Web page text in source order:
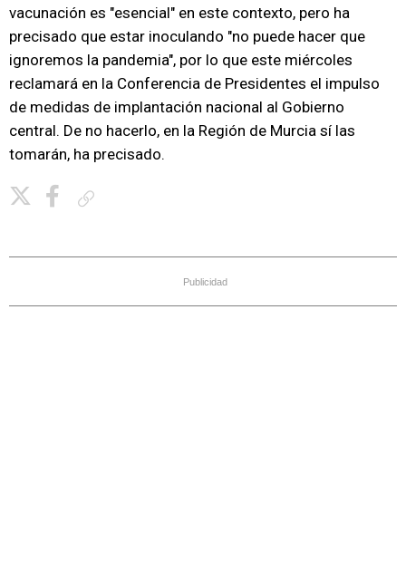
vacunación es "esencial" en este contexto, pero ha
precisado que estar inoculando "no puede hacer que
ignoremos la pandemia", por lo que este miércoles
reclamará en la Conferencia de Presidentes el impulso
de medidas de implantación nacional al Gobierno
central. De no hacerlo, en la Región de Murcia sí las
tomarán, ha precisado.
Publicidad